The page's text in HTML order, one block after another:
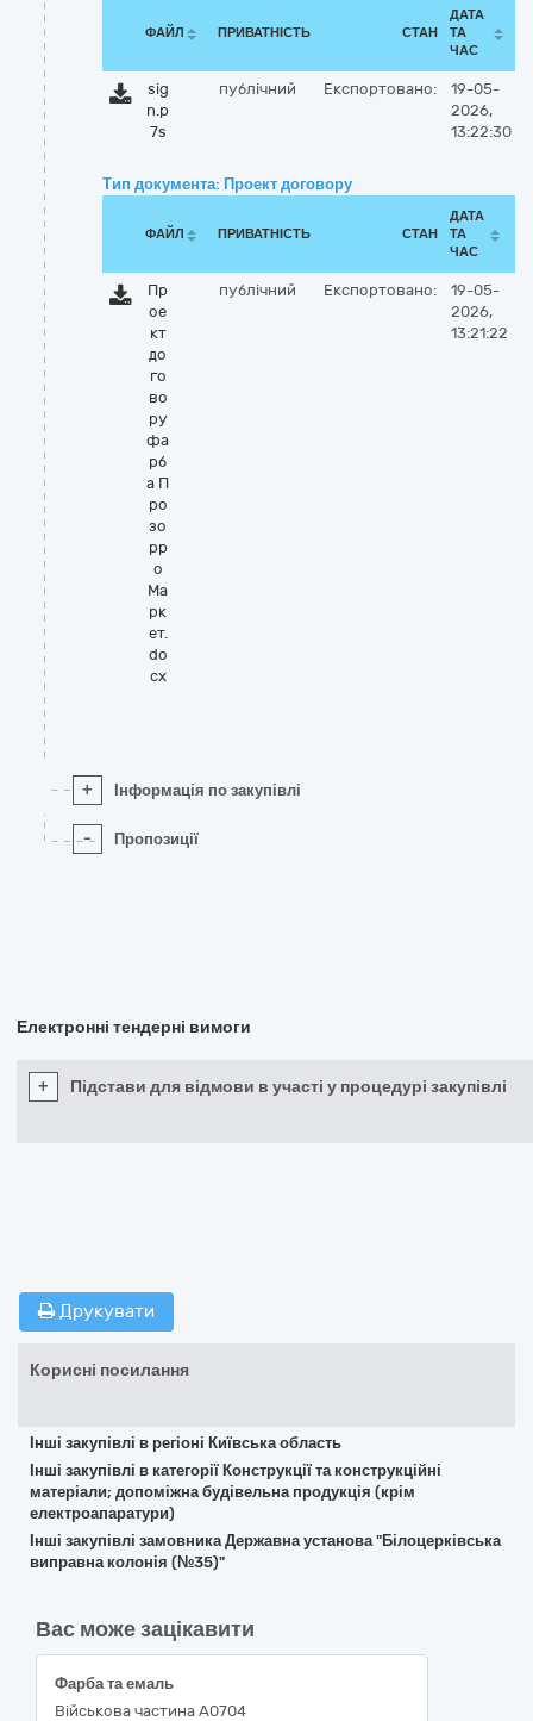
ФАЙЛ ПРИВАТНІСТЬ СТАН
ДАТА
ТА
ЧАС
sig
n.p
7s
публічний Експортовано:
19-05-
2026,
13:22:30
Тип документа: Проект договору
ФАЙЛ ПРИВАТНІСТЬ СТАН
ДАТА
ТА
ЧАС
Пр
ое
кт
до
го
во
ру
фа
рб
а П
ро
зо
рр
о
Ма
рк
ет.
do
cx
публічний Експортовано:
19-05-
2026,
13:21:22
+ Інформація по закупівлі
- Пропозиції
Електронні тендерні вимоги
+ Підстави для відмови в участі у процедурі закупівлі
Друкувати
Корисні посилання
Інші закупівлі в регіоні Київська область
Інші закупівлі в категорії Конструкції та конструкційні
матеріали; допоміжна будівельна продукція (крім
електроапаратури)
Інші закупівлі замовника Державна установа "Білоцерківська
виправна колонія (№35)"
Вас може зацікавити
Фарба та емаль
Військова частина А0704